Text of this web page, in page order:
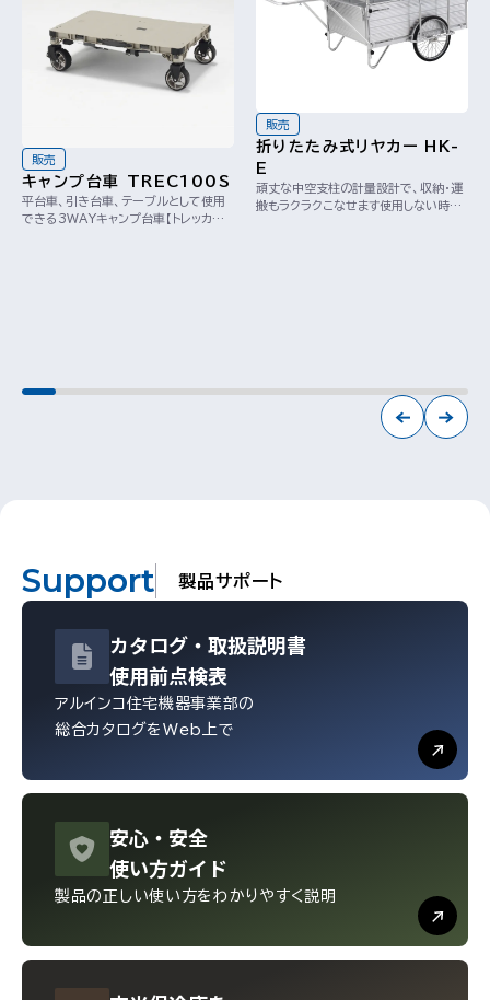
販売
キャンプ台車 TREC100S
平台車、引き台車、テーブルとして使用
できる3WAYキャンプ台車【トレッカー
販売
折りたたみ式リヤカー HK-
E
頑丈な中空支柱の計量設計で、収納・運
搬もラクラクこなせます使用しない時は
Support 製品サポート
カタログ・ 取扱説明書
使用前点検表
アルインコ住宅機器事業部の
総合カタログをWeb上で
安心・ 安全
使い方ガイド
製品の正しい使い方を わかりやすく説明